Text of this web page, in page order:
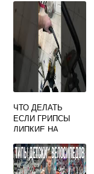
ЧТО ДЕЛАТЬ
ЕСЛИ ГРИПСЫ
ЛИПКИЕ НА